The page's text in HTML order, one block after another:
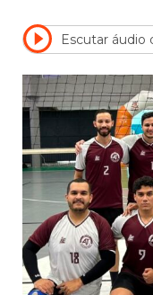
Escutar áudio